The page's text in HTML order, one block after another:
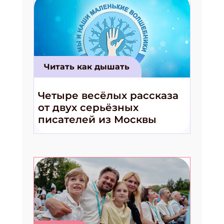
Читать как дышать
Четыре весёлых рассказа
от двух серьёзных
писателей из Москвы